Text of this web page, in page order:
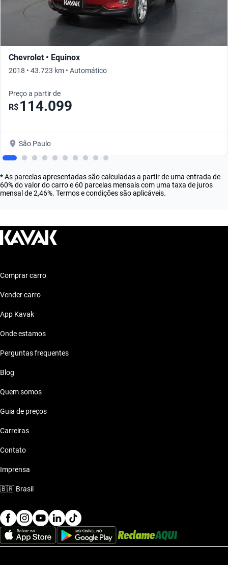
Chevrolet • Equinox
2018 • 43.723 km • Automático
Preço a partir de
R$ 114.099
São Paulo
* As parcelas apresentadas são calculadas a partir de uma entrada de
60% do valor do carro e 60 parcelas mensais com uma taxa de juros
mensal de 2,46%. Termos e condições são aplicáveis.
Comprar carro
Vender carro
App Kavak
Onde estamos
Perguntas frequentes
Blog
Quem somos
Guia de preços
Carreiras
Contato
Imprensa
🇧🇷 Brasil